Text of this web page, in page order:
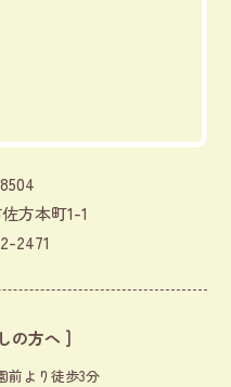
方本町1-1
2471
の方へ ]
前より徒歩3分